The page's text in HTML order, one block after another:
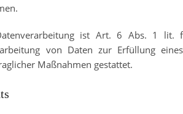
ist Art. 6 Abs. 1 lit. f
von Daten zur Erfüllung eines
Maßnahmen gestattet.